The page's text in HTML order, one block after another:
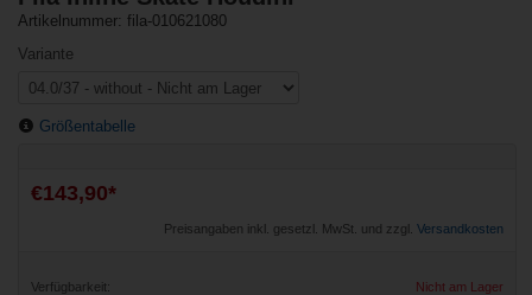
Artikelnummer: fila-010621080
Variante
Größentabelle
€143,90*
Preisangaben inkl. gesetzl. MwSt. und zzgl. Versandkosten
Verfügbarkeit:
Nicht am Lager